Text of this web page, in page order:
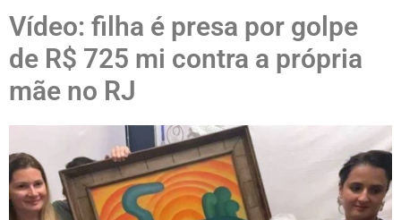
Vídeo: filha é presa por golpe
de R$ 725 mi contra a própria
mãe no RJ